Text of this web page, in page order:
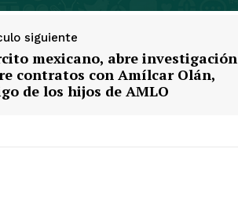
siguiente
mexicano, abre investigación
contratos con Amílcar Olán,
de los hijos de AMLO